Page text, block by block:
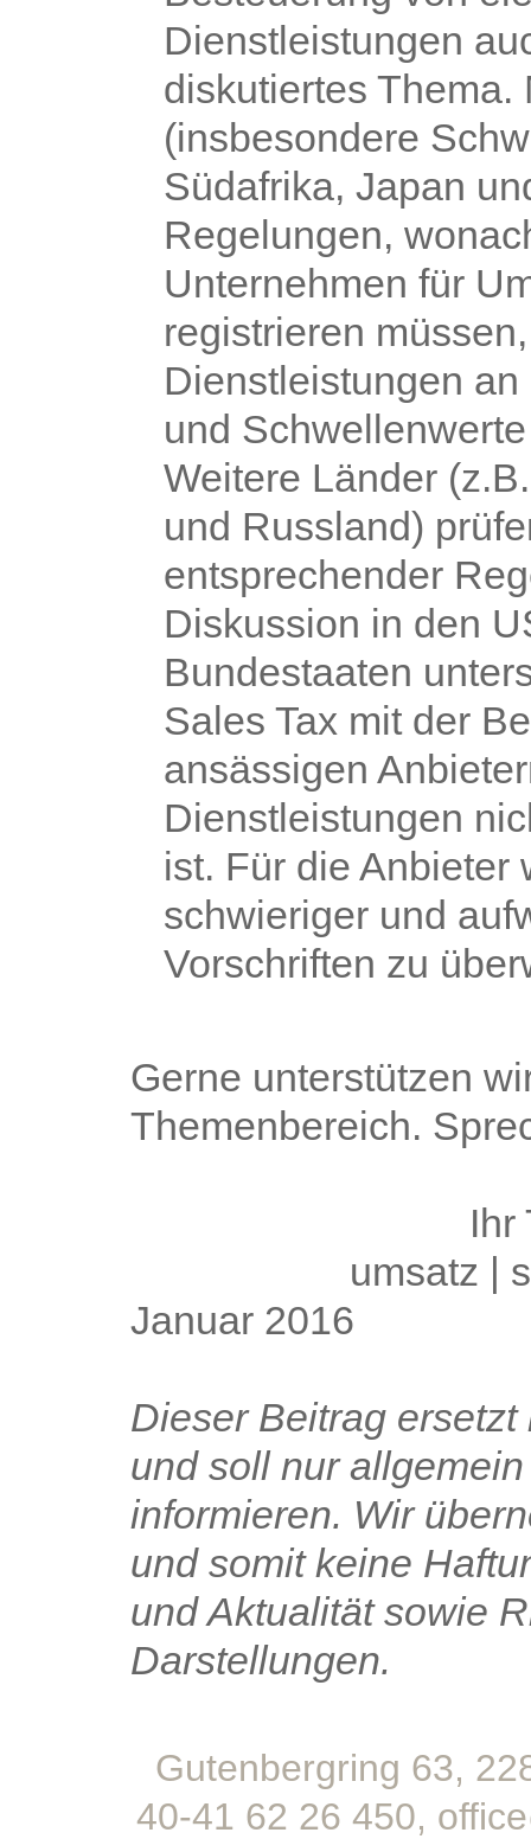
Dienstleistungen
diskutiertes Thema.
(insbesondere
Südafrika, Japan
Regelungen,
Unternehmen für
registrieren
Dienstleistungen
und
Weitere Länder
und Russland)
entsprechender
Diskussion in den
Bundestaaten
Sales Tax mit der
ansässigen
Dienstleistungen
ist. Für die Anbieter
schwieriger und
Vorschriften zu
Gerne unterstützen
Themenbereich.
Ihr
umsatz |
Januar 2016
Dieser Beitrag
und soll nur
informieren. Wir
und somit keine
und Aktualität sowie
Darstellungen.
Gutenbergring 63,
40-41 62 26 450,